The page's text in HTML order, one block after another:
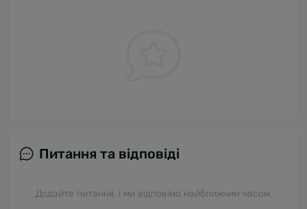
Питання та відповіді
Додайте питання, і ми відповімо найближчим часом.